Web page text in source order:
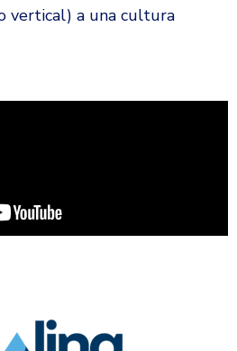
vertical) a una cultura